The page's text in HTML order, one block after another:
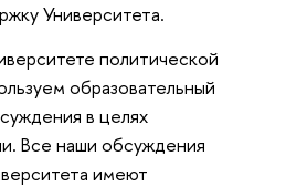
Университета.
политической
образовательный
в целях
Все наши обсуждения
имеют